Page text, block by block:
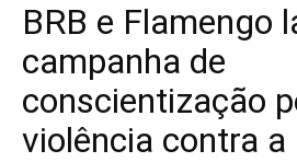
BRB e Flamengo
campanha de
conscientização
violência contra a